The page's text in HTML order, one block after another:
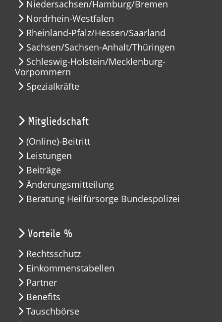
Niedersachsen/Hamburg/Bremen
Nordrhein-Westfalen
Rheinland-Pfalz/Hessen/Saarland
Sachsen/Sachsen-Anhalt/Thüringen
Schleswig-Holstein/Mecklenburg-
Vorpommern
Spezialkräfte
Mitgliedschaft
(Online)-Beitritt
Leistungen
Beiträge
Änderungsmitteilung
Beratung Heilfürsorge Bundespolizei
Vorteile %
Rechtsschutz
Einkommenstabellen
Partner
Benefits
Tauschbörse